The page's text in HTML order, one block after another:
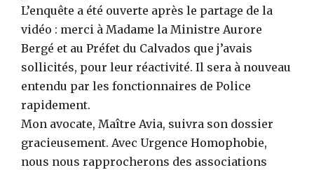
L’enquête a été ouverte après le partage de la
vidéo : merci à Madame la Ministre Aurore
Bergé et au Préfet du Calvados que j’avais
sollicités, pour leur réactivité. Il sera à nouveau
entendu par les fonctionnaires de Police
rapidement.
Mon avocate, Maître Avia, suivra son dossier
gracieusement. Avec Urgence Homophobie,
nous nous rapprocherons des associations